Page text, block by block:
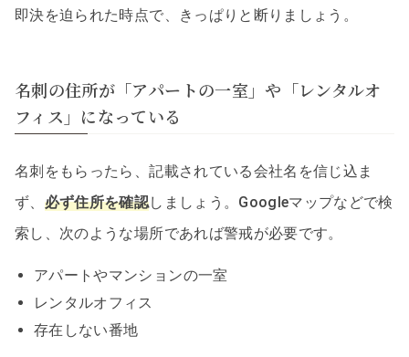
即決を迫られた時点で、きっぱりと断りましょう。
名刺の住所が「アパートの一室」や「レンタルオ
フィス」になっている
名刺をもらったら、記載されている会社名を信じ込ま
ず、 必ず住所を確認しましょう。Googleマップなどで検
索し、次のような場所であれば警戒が必要です。
アパートやマンションの一室
レンタルオフィス
存在しない番地